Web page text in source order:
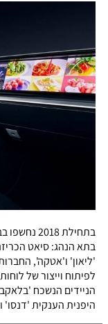
בתחילת
בתא הנהג: סיאט הכריזה
'ליאון' ו'אטקה',
לפיתוח וייצור של
הניידים הנשכח
היפנית הענקית 'דנסו'